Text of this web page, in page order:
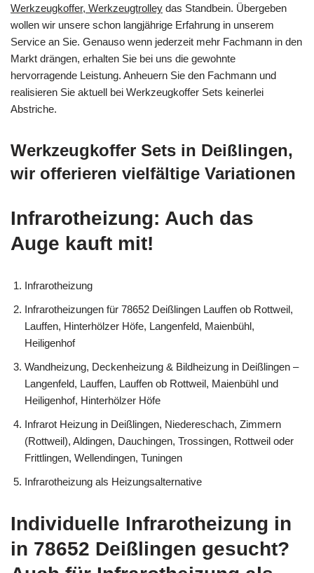
Werkzeugkoffer, Werkzeugtrolley das Standbein. Übergeben
wollen wir unsere schon langjährige Erfahrung in unserem
Service an Sie. Genauso wenn jederzeit mehr Fachmann in den
Markt drängen, erhalten Sie bei uns die gewohnte
hervorragende Leistung. Anheuern Sie den Fachmann und
realisieren Sie aktuell bei Werkzeugkoffer Sets keinerlei
Abstriche.
Werkzeugkoffer Sets in Deißlingen,
wir offerieren vielfältige Variationen
Infrarotheizung: Auch das
Auge kauft mit!
Infrarotheizung
Infrarotheizungen für 78652 Deißlingen Lauffen ob Rottweil,
Lauffen, Hinterhölzer Höfe, Langenfeld, Maienbühl,
Heiligenhof
Wandheizung, Deckenheizung & Bildheizung in Deißlingen –
Langenfeld, Lauffen, Lauffen ob Rottweil, Maienbühl und
Heiligenhof, Hinterhölzer Höfe
Infrarot Heizung in Deißlingen, Niedereschach, Zimmern
(Rottweil), Aldingen, Dauchingen, Trossingen, Rottweil oder
Frittlingen, Wellendingen, Tuningen
Infrarotheizung als Heizungsalternative
Individuelle Infrarotheizung in
in 78652 Deißlingen gesucht?